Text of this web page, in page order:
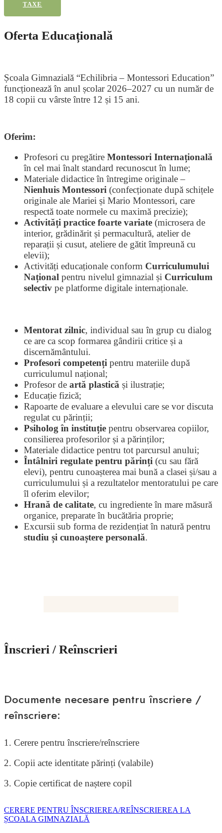
TAXE
Oferta Educațională
Școala Gimnazială “Echilibria – Montessori Education”
funcționează în anul școlar 2026–2027 cu un număr de
18 copii cu vârste între 12 și 15 ani.
Oferim:
Profesori cu pregătire Montessori Internațională
în cel mai înalt standard recunoscut în lume;
Materiale didactice în întregime originale –
Nienhuis Montessori (confecționate după schițele
originale ale Mariei și Mario Montessori, care
respectă toate normele cu maximă precizie);
Activități practice foarte variate (microsera de
interior, grădinărit și permacultură, atelier de
reparații și cusut, ateliere de gătit împreună cu
elevii);
Activități educaționale conform Curriculumului
Național pentru nivelul gimnazial și Curriculum
selectiv pe platforme digitale internaționale.
Mentorat zilnic, individual sau în grup cu dialog
ce are ca scop formarea gândirii critice și a
discernământului.
Profesori competenți pentru materiile după
curriculumul național;
Profesor de artă plastică și ilustrație;
Educație fizică;
Rapoarte de evaluare a elevului care se vor discuta
regulat cu părinții;
Psiholog în instituție pentru observarea copiilor,
consilierea profesorilor și a părinților;
Materiale didactice pentru tot parcursul anului;
Întâlniri regulate pentru părinți (cu sau fără
elevi), pentru cunoașterea mai bună a clasei și/sau a
curriculumului și a rezultatelor mentoratului pe care
îl oferim elevilor;
Hrană de calitate, cu ingrediente în mare măsură
organice, preparate în bucătăria proprie;
Excursii sub forma de rezidențiat în natură pentru
studiu și cunoaștere personală.
Înscrieri / Reînscrieri
Documente necesare pentru înscriere /
reînscriere:
1. Cerere pentru înscriere/reînscriere
2. Copii acte identitate părinți (valabile)
3. Copie certificat de naștere copil
CERERE PENTRU ÎNSCRIEREA/REÎNSCRIEREA LA
ȘCOALA GIMNAZIALĂ